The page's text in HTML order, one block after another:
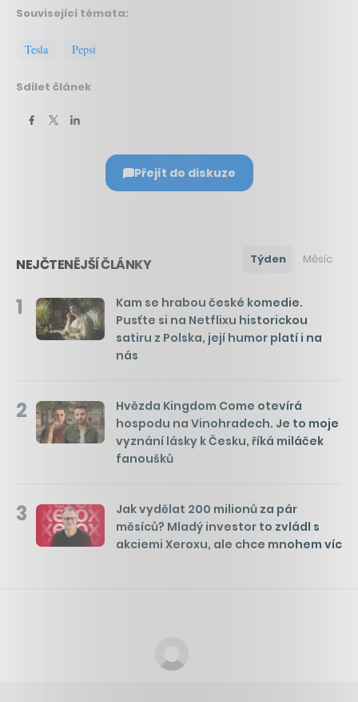
Související témata:
Tesla Pepsi
Sdílet článek
Přejít do diskuze
NEJČTENĚJŠÍ ČLÁNKY Týden Měsíc
1
Kam se hrabou české komedie.
Pusťte si na Netflixu historickou
satiru z Polska, její humor platí i na
nás
2
Hvězda Kingdom Come otevírá
hospodu na Vinohradech. Je to moje
vyznání lásky k Česku, říká miláček
fanoušků
3
Jak vydělat 200 milionů za pár
měsíců? Mladý investor to zvládl s
akciemi Xeroxu, ale chce mnohem víc